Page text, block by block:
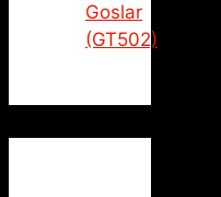
Goslar
(GT502)